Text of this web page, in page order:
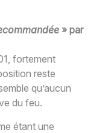
» par
fortement
reste
qu’aucun
du feu.
étant une